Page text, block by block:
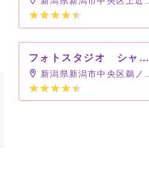
フォトスタジオ シャレニー アピタ新潟亀田店
新潟県新潟市中央区鵜ノ子4-466